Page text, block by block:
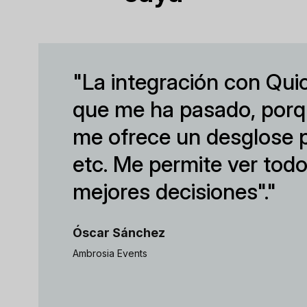
"La integración con
que me ha pasado,
me ofrece un desglose
etc. Me permite ver
mejores decisiones"."
Óscar Sánchez
Ambrosia Events